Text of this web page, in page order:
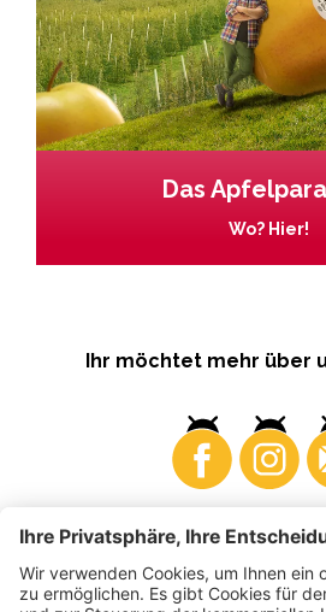
Das
Wo? Hier!
Ihr möchtet mehr über
Business